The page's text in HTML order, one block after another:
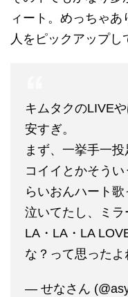
ィート。めっちゃ
人をピックアップし
キムタクのLIVE
安すぎ。
まず、一挙手一
コイイとかそう
らいおんハート
泣いてたし、ミ
LA・LA・LA
な？って思ったよ
— せなさん